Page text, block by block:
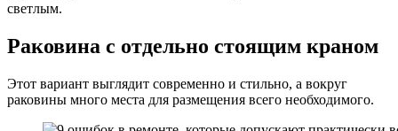
светлым.
Раковина с отдельно стоящим краном
Этот вариант выглядит современно и стильно, а вокруг
раковины много места для размещения всего необходимого.